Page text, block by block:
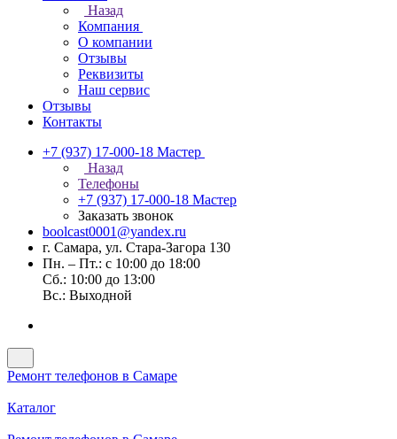
Назад
Компания
О компании
Отзывы
Реквизиты
Наш сервис
Отзывы
Контакты
+7 (937) 17-000-18 Мастер
Назад
Телефоны
+7 (937) 17-000-18 Мастер
Заказать звонок
boolcast0001@yandex.ru
г. Самара, ул. Стара-Загора 130
Пн. – Пт.: с 10:00 до 18:00
Сб.: 10:00 до 13:00
Вс.: Выходной
Ремонт телефонов в Самаре
Каталог